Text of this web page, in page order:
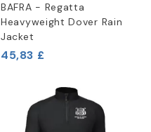
BAFRA - Regatta
Heavyweight Dover Rain
Jacket
45,83 £